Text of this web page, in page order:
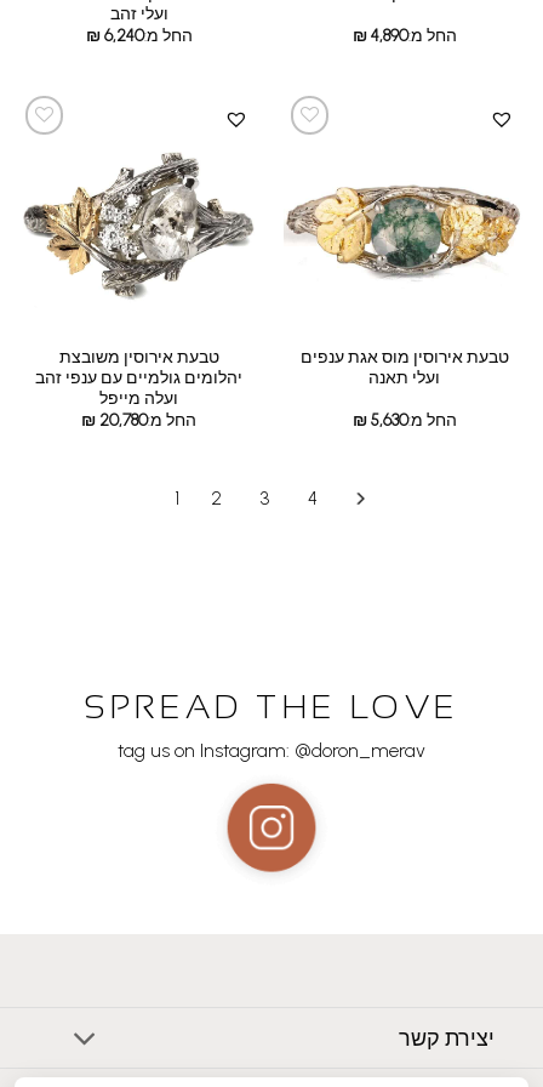
החל מ: ₪4,890
ועלי זהב
החל מ:
₪6,240
טבעת אירוסין מוס אגת ענפים
ועלי תאנה
החל מ: ₪5,630
טבעת אירוסין משובצת
יהלומים גולמיים עם ענפי זהב
ועלה מייפל
החל מ:
₪ 20,780
1 2 3 4
SPREAD THE LOVE
tag us on Instagram: @doron_merav
יצירת קשר